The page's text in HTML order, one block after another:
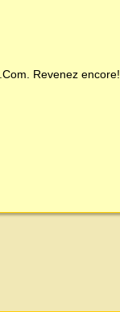
. Revenez encore!